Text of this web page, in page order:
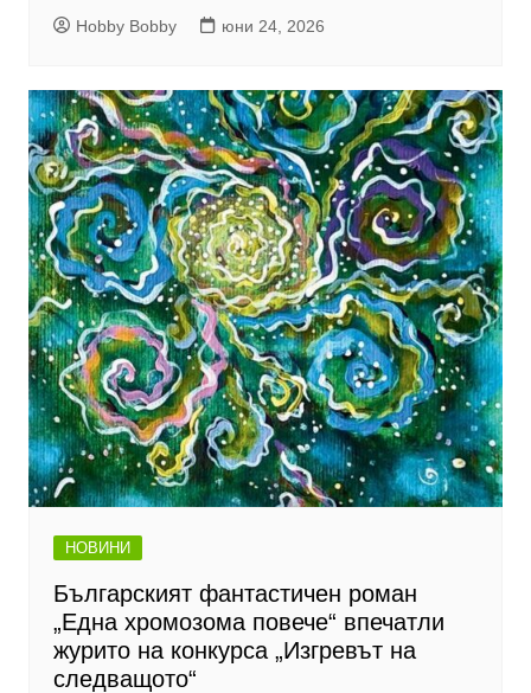
Hobby Bobby юни 24, 2026
НОВИНИ
Българският фантастичен роман
„Една хромозома повече“ впечатли
журито на конкурса „Изгревът на
следващото“